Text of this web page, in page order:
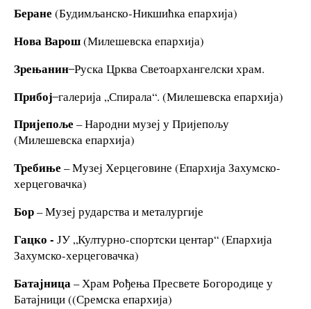
Беране (Будимљанско-Никшићка епархија)
Нова Варош(Милешевска епархиjа)
Зрењанин̶ Руска Црква Светоархангелски храм.
Прибој̶ галерија „Спирала“. (Милешевска епархија)
Приjепоље – Народни музеј у Приjепољу
(Милешевска епархија)
Требиње – Музеj Херцеговине (Епархиjа Захумско-
херцеговачка)
Бор– Музеј рударства и металургије
Гацко - ЈУ „Културно-спортски центар“ (Епархиjа
Захумско-херцеговачка)
Батаjница­– Храм Рођења Пресвете Богородице у
Батајници ((Сремска епархиjа)